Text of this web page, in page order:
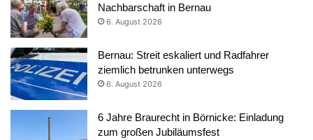
Nachbarschaft in Bernau
6. August 2026
Bernau: Streit eskaliert und Radfahrer
ziemlich betrunken unterwegs
6. August 2026
6 Jahre Braurecht in Börnicke: Einladung
zum großen Jubiläumsfest